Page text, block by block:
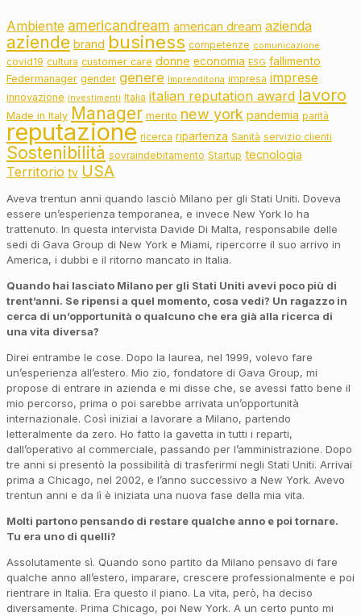
Ambiente americandream american dream azienda
aziende brand business competenze comunicazione
covid19 cultura customer care donne economia ESG fallimento
Federmanager gender genere Imprenditoria impresa imprese
innovazione investimenti Italia italian reputation award lavoro
Made in Italy Manager merito new york pandemia parità
reputazione ricerca ripartenza Sanità servizio clienti
Sostenibilità sovraindebitamento Startup tecnologia
Territorio tv USA
Aveva trentun anni quando lasciò Milano per gli Stati Uniti. Doveva
essere un’esperienza temporanea, e invece New York lo ha
trattenuto. In questa intervista Davide Di Malta, responsabile delle
sedi di Gava Group di New York e Miami, ripercorre il suo arrivo in
America, i dubbi e il ritorno mancato in Italia.
Quando hai lasciato Milano per gli Stati Uniti avevi poco più di
trent’anni. Se ripensi a quel momento, cosa vedi? Un ragazzo in
cerca di un’opportunità o qualcuno che era già alla ricerca di
una vita diversa?
Direi entrambe le cose. Dopo la laurea, nel 1999, volevo fare
un’esperienza all’estero. Mio zio, fondatore di Gava Group, mi
propose di entrare in azienda e mi disse che, se avessi fatto bene il
mio percorso, prima o poi sarebbe arrivata un’opportunità
internazionale. Così iniziai a lavorare a Milano, partendo
letteralmente da zero. Ho fatto la gavetta in tutti i reparti,
dall’operativo al commerciale, passando per l’amministrazione. Dopo
tre anni si presentò la possibilità di trasferirmi negli Stati Uniti. Arrivai
prima a Chicago, nel 2002, e l’anno successivo a New York. Avevo
trentun anni e da lì è iniziata una nuova fase della mia vita.
Molti partono pensando di restare qualche anno e poi tornare.
Tu era uno di quelli?
Assolutamente sì. Quando sono partito da Milano pensavo di fare
qualche anno all’estero, imparare, crescere professionalmente e poi
rientrare in Italia. Era questo il piano. La vita, però, ha deciso
diversamente. Prima Chicago, poi New York. A un certo punto mi